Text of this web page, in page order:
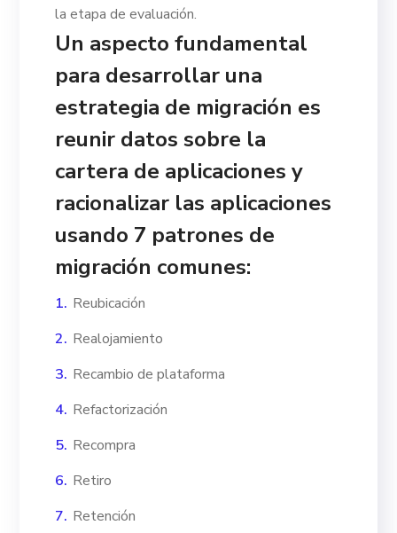
la etapa de evaluación.
Un aspecto fundamental
para desarrollar una
estrategia de migración es
reunir datos sobre la
cartera de aplicaciones y
racionalizar las aplicaciones
usando 7 patrones de
migración comunes:
Reubicación
Realojamiento
Recambio de plataforma
Refactorización
Recompra
Retiro
Retención